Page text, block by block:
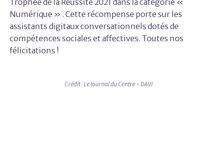
Trophée de la Réussite 2021 dans la catégorie «
Numérique » . Cette récompense porte sur les
assistants digitaux conversationnels dotés de
compétences sociales et affectives. Toutes nos
félicitations !
Crédit : Le Journal du Centre - DAVI